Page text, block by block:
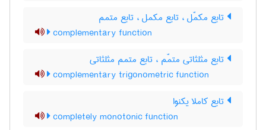
تابع مکمّل ، تابع مکمل ، تابع متمم
complementary function
تابع مثلثاتی متمّم ، تابع متمم مثلثاتی
complementary trigonometric function
تابع کاملا یکنوا
completely monotonic function